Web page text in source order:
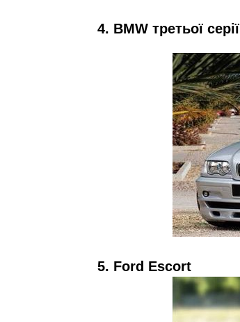
4. BMW третьої серії
5. Ford Escort